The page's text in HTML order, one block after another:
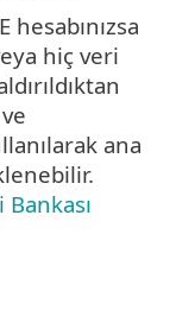
hesabınızsa
hiç veri
ana
Bankası